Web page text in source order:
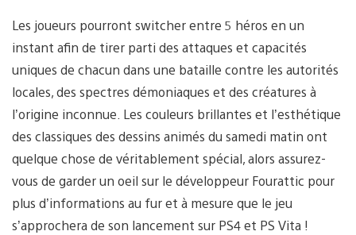
Les joueurs pourront switcher entre 5 héros en un
instant afin de tirer parti des attaques et capacités
uniques de chacun dans une bataille contre les autorités
locales, des spectres démoniaques et des créatures à
l’origine inconnue. Les couleurs brillantes et l’esthétique
des classiques des dessins animés du samedi matin ont
quelque chose de véritablement spécial, alors assurez-
vous de garder un oeil sur le développeur Fourattic pour
plus d’informations au fur et à mesure que le jeu
s’approchera de son lancement sur PS4 et PS Vita !